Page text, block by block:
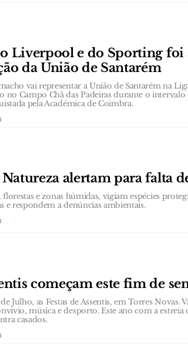
Liverpool e do Sporting foi
da União de Santarém
vai representar a União de Santarém na
no Campo Chã das Padeiras durante o intervalo
pela Académica de Coimbra.
alertam para falta
e zonas húmidas, vigiam espécies
e respondem a denúncias ambientais.
começam este fim de
Julho, as Festas de Assentis, em Torres Novas.
música e desporto. Este ano com a estreia
casados.